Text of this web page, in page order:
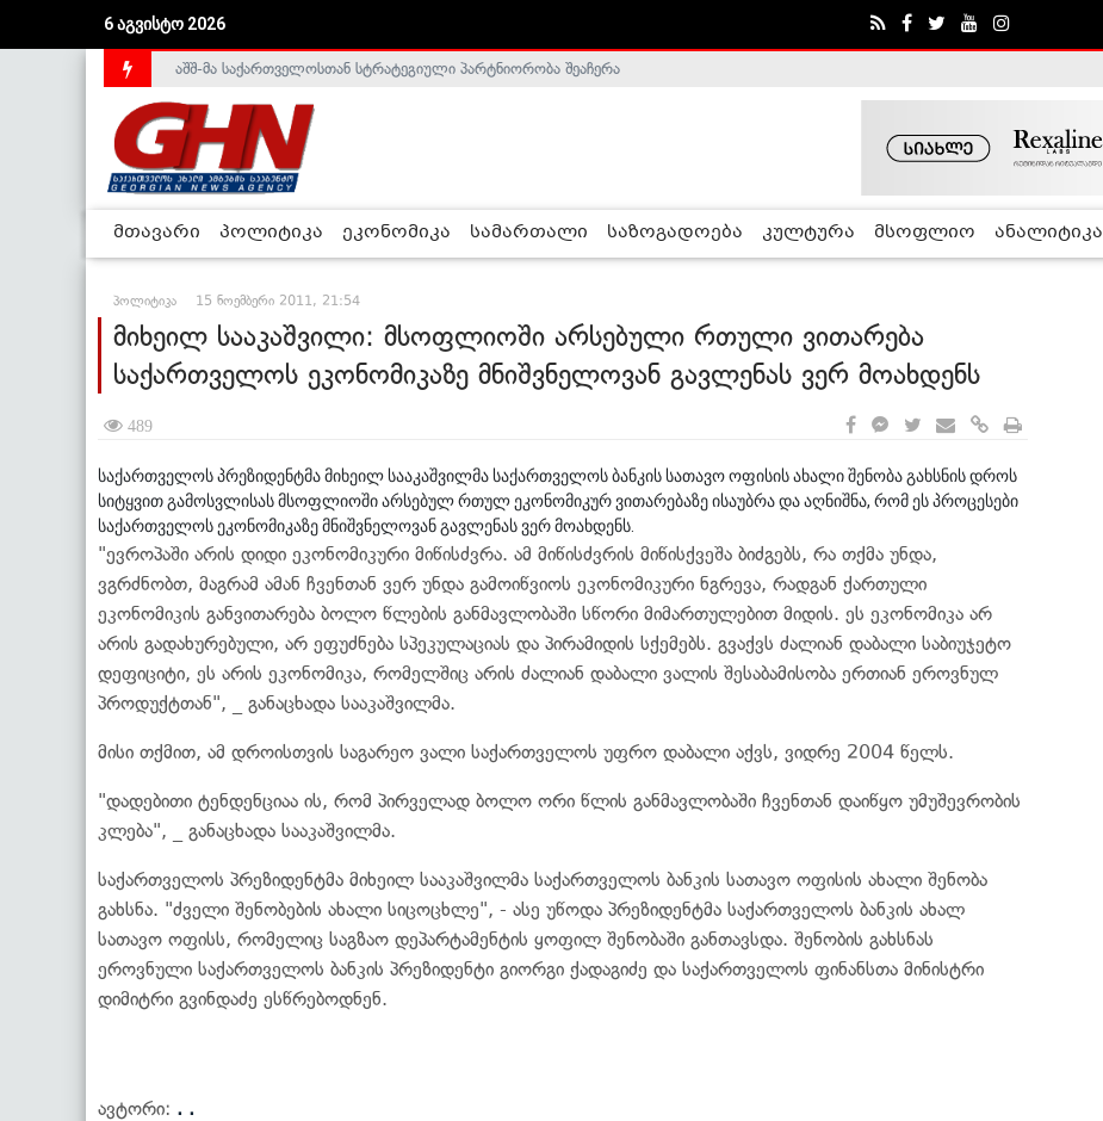
6 აგვისტო 2026
საქართველოს დე-ფაქტო მთავრობა არალეგიტიმურია - ჰელსინკის კომისია
აშშ-მა საქართველოსთან სტრატეგიული პარტნიორობა შეაჩერა
მთავარი პოლიტიკა ეკონომიკა სამართალი საზოგადოება კულტურა მსოფლიო ანალიტიკა
პოლიტიკა 15 ნოემბერი 2011, 21:54
მიხეილ სააკაშვილი: მსოფლიოში არსებული რთული ვითარება
საქართველოს ეკონომიკაზე მნიშვნელოვან გავლენას ვერ მოახდენს
489
საქართველოს პრეზიდენტმა მიხეილ სააკაშვილმა საქართველოს ბანკის სათავო ოფისის ახალი შენობა გახსნის დროს
სიტყვით გამოსვლისას მსოფლიოში არსებულ რთულ ეკონომიკურ ვითარებაზე ისაუბრა და აღნიშნა, რომ ეს პროცესები
საქართველოს ეკონომიკაზე მნიშვნელოვან გავლენას ვერ მოახდენს.
"ევროპაში არის დიდი ეკონომიკური მიწისძვრა. ამ მიწისძვრის მიწისქვეშა ბიძგებს, რა თქმა უნდა,
ვგრძნობთ, მაგრამ ამან ჩვენთან ვერ უნდა გამოიწვიოს ეკონომიკური ნგრევა, რადგან ქართული
ეკონომიკის განვითარება ბოლო წლების განმავლობაში სწორი მიმართულებით მიდის. ეს ეკონომიკა არ
არის გადახურებული, არ ეფუძნება სპეკულაციას და პირამიდის სქემებს. გვაქვს ძალიან დაბალი საბიუჯეტო
დეფიციტი, ეს არის ეკონომიკა, რომელშიც არის ძალიან დაბალი ვალის შესაბამისობა ერთიან ეროვნულ
პროდუქტთან", _ განაცხადა სააკაშვილმა.
მისი თქმით, ამ დროისთვის საგარეო ვალი საქართველოს უფრო დაბალი აქვს, ვიდრე 2004 წელს.
"დადებითი ტენდენციაა ის, რომ პირველად ბოლო ორი წლის განმავლობაში ჩვენთან დაიწყო უმუშევრობის
კლება", _ განაცხადა სააკაშვილმა.
საქართველოს პრეზიდენტმა მიხეილ სააკაშვილმა საქართველოს ბანკის სათავო ოფისის ახალი შენობა
გახსნა. "ძველი შენობების ახალი სიცოცხლე", - ასე უწოდა პრეზიდენტმა საქართველოს ბანკის ახალ
სათავო ოფისს, რომელიც საგზაო დეპარტამენტის ყოფილ შენობაში განთავსდა. შენობის გახსნას
ეროვნული საქართველოს ბანკის პრეზიდენტი გიორგი ქადაგიძე და საქართველოს ფინანსთა მინისტრი
დიმიტრი გვინდაძე ესწრებოდნენ.
ავტორი: . .